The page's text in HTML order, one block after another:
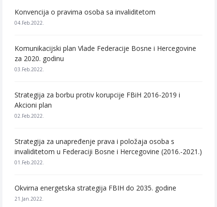
Konvencija o pravima osoba sa invaliditetom
04.Feb.2022.
Komunikacijski plan Vlade Federacije Bosne i Hercegovine
za 2020. godinu
03.Feb.2022.
Strategija za borbu protiv korupcije FBiH 2016-2019 i
Akcioni plan
02.Feb.2022.
Strategija za unapređenje prava i položaja osoba s
invaliditetom u Federaciji Bosne i Hercegovine (2016.-2021.)
01.Feb.2022.
Okvirna energetska strategija FBIH do 2035. godine
21.Jan.2022.